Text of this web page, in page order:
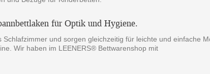
für Optik und Hygiene.
und sorgen gleichzeitig für leichte und einfache
Wir haben im LEENERS® Bettwarenshop mit